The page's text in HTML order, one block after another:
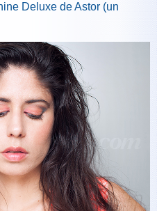
Deluxe de Astor (un